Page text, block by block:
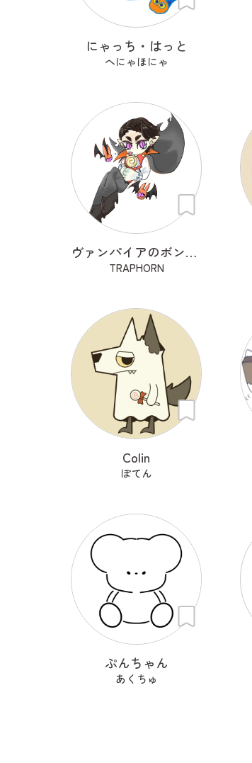
にゃっち・はっと
へにゃほにゃ
ヴァンパイアのボンボナ
TRAPHORN
Colin
ぽてん
ぷんちゃん
あくちゅ